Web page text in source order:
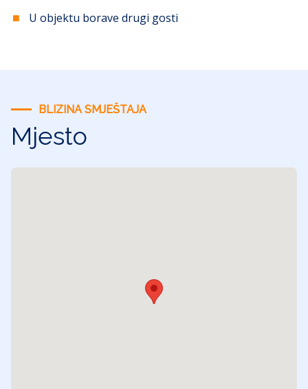
U objektu borave drugi gosti
BLIZINA SMJEŠTAJA
Mjesto